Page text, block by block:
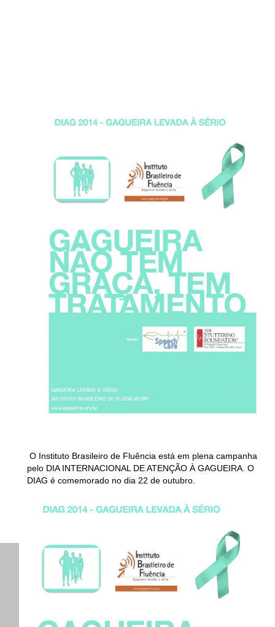
O Instituto Brasileiro de Fluência está em plena campanha
pelo DIA INTERNACIONAL DE ATENÇÃO À GAGUEIRA. O
DIAG é comemorado no dia 22 de outubro.